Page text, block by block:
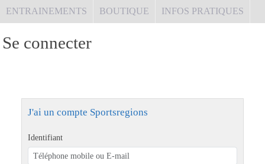
ENTRAINEMENTS BOUTIQUE INFOS PRATIQUES
Se connecter
J'ai un compte Sportsregions
Identifiant